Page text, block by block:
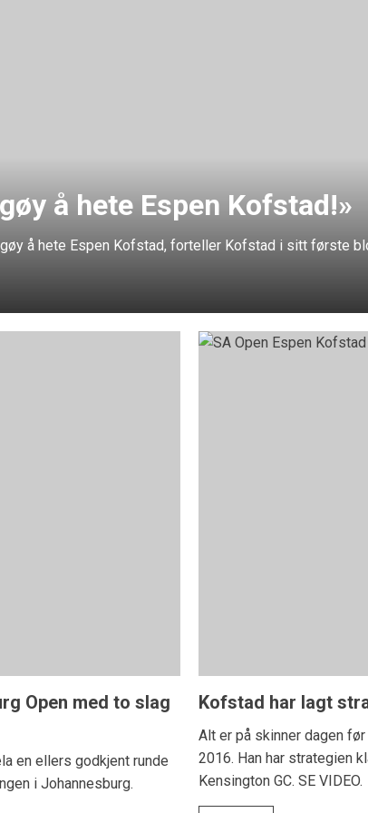
å hete Espen Kofstad!»
å hete Espen Kofstad, forteller Kofstad i sitt første
Open med to slag
en ellers godkjent runde
i Johannesburg.
Kofstad har lagt
Alt er på skinner dagen
2016. Han har strategien
Kensington GC. SE VIDEO.